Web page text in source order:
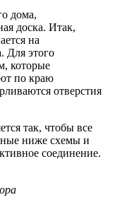
дома,
доска. Итак,
на
Для этого
которые
по краю
отверстия
так, чтобы все
ниже схемы и
соединение.